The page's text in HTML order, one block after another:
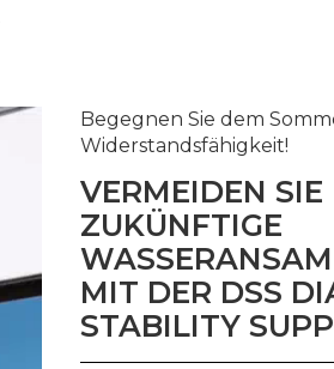
Begegnen Sie dem
Widerstandsfähigkeit!
VERMEIDEN SIE
ZUKÜNFTIGE
MIT DER DSS
STABILITY